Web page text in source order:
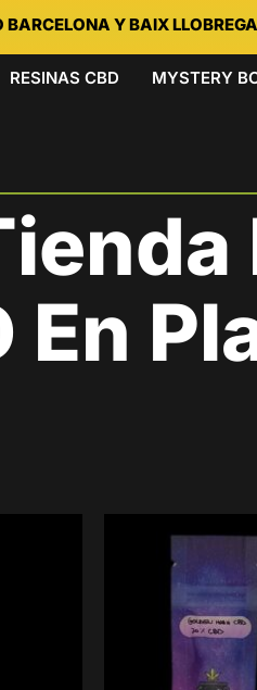
Y BAIX
RESINAS CBD MYSTERY